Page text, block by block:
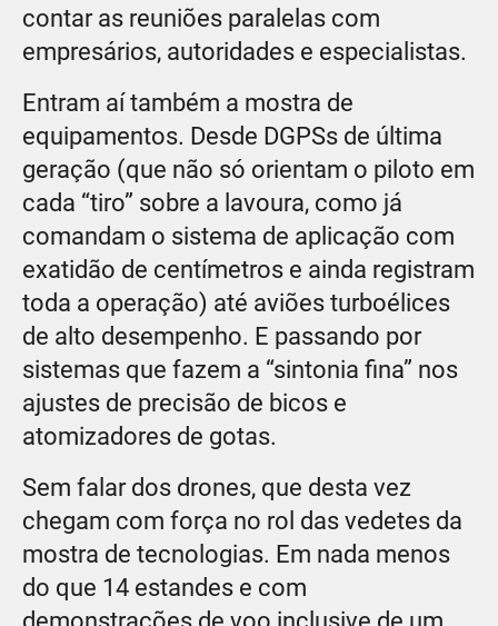
contar as reuniões paralelas com
empresários, autoridades e especialistas.
Entram aí também a mostra de
equipamentos. Desde DGPSs de última
geração (que não só orientam o piloto em
cada “tiro” sobre a lavoura, como já
comandam o sistema de aplicação com
exatidão de centímetros e ainda registram
toda a operação) até aviões turboélices
de alto desempenho. E passando por
sistemas que fazem a “sintonia fina” nos
ajustes de precisão de bicos e
atomizadores de gotas.
Sem falar dos drones, que desta vez
chegam com força no rol das vedetes da
mostra de tecnologias. Em nada menos
do que 14 estandes e com